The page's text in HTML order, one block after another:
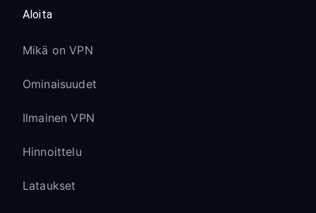
Aloita
Mikä on VPN
Ominaisuudet
Ilmainen VPN
Hinnoittelu
Lataukset